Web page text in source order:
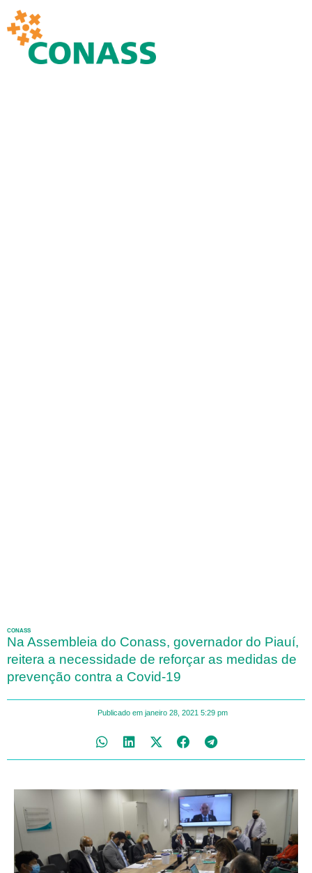
CONASS
Na Assembleia do Conass, governador do Piauí,
reitera a necessidade de reforçar as medidas de
prevenção contra a Covid-19
Publicado em janeiro 28, 2021 5:29 pm